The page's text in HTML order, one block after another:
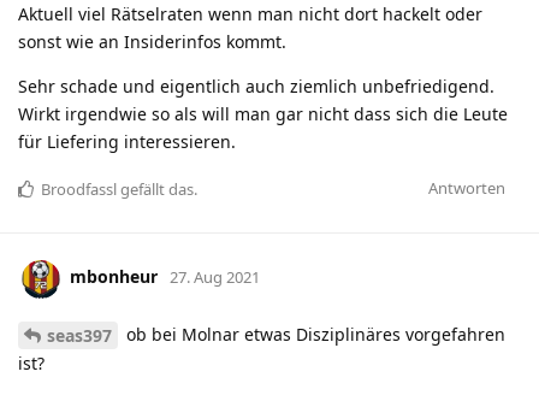
Aktuell viel Rätselraten wenn man nicht dort hackelt oder
sonst wie an Insiderinfos kommt.
Sehr schade und eigentlich auch ziemlich unbefriedigend.
Wirkt irgendwie so als will man gar nicht dass sich die Leute
für Liefering interessieren.
Antworten
Broodfasslgefällt das.
mbonheur 27. Aug 2021
seas397
ob bei Molnar etwas Disziplinäres vorgefahren
ist?